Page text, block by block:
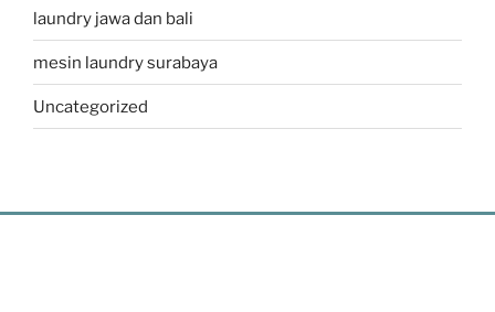
laundry jawa dan bali
mesin laundry surabaya
Uncategorized